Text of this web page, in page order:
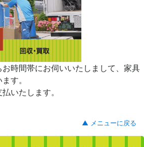
時間帯にお伺いいたしまして、家具
す。
いたします。
▲ メニューに戻る